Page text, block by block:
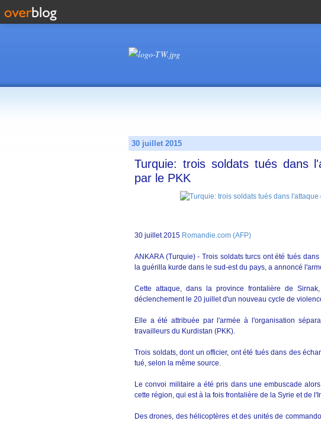
30 juillet 2015
Turquie: trois soldats tués dans
par le PKK
30 juillet 2015 Romandie.com (AFP)
ANKARA (Turquie) - Trois soldats turcs ont été tués
la guérilla kurde dans le sud-est du pays, a annoncé
Cette attaque, dans la province frontalière de
déclenchement le 20 juillet d'un nouveau cycle de
Elle a été attribuée par l'armée à l'organisation
travailleurs du Kurdistan (PKK).
Trois soldats, dont un officier, ont été tués dans des
tué, selon la même source.
Le convoi militaire a été pris dans une embuscade
cette région, qui est à la fois frontalière de la Syrie et de
Des drones, des hélicoptères et des unités de